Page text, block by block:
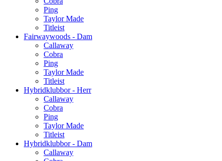
Ping
Taylor Made
Titleist
Fairwaywoods - Dam
Callaway
Cobra
Ping
Taylor Made
Titleist
Hybridklubbor - Herr
Callaway
Cobra
Ping
Taylor Made
Titleist
Hybridklubbor - Dam
Callaway